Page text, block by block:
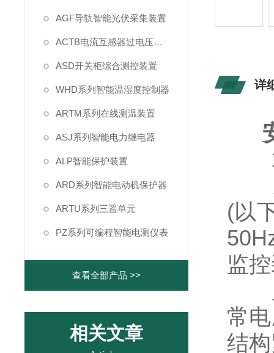
AGF导轨智能光伏采集装置
ACTB电流互感器过电压保护
ASD开关柜综合测控装置
WHD系列智能温湿度控制器
ARTM系列在线测温装置
ASJ系列智能电力继电器
ALP智能保护装置
ARD系列智能电动机保护器
ARTU系列三遥单元
PZ系列可编程智能电测仪表
查看全部产品 >>
相关文章
详
1
(以
监
常
结